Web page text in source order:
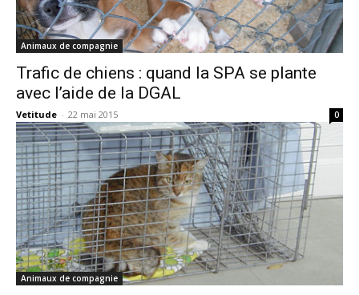
Animaux de compagnie
Trafic de chiens : quand la SPA se plante
avec l’aide de la DGAL
Vetitude - 22 mai 2015 0
Animaux de compagnie